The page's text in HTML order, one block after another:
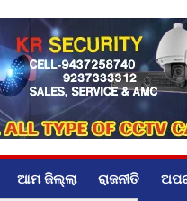
ଆମ ଜିଲ୍ଲା ରାଜନୀତି